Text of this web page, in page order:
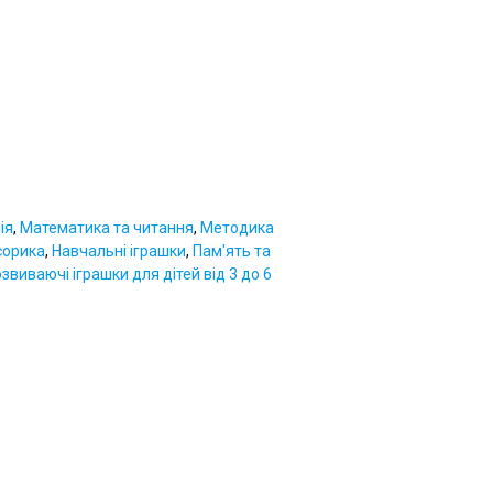
, Математика та читання, Методика
, Навчальні іграшки, Пам'ять та
іграшки для дітей від 3 до 6